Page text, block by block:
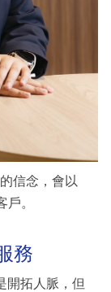
信念，會以
。
務
開拓人脈，但